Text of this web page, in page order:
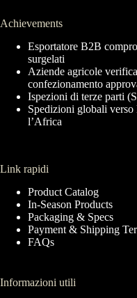
Achievements
Esportatore B2B
surgelati
Aziende agricole
confezionamento
Ispezioni di terze parti
Spedizioni globali
l’Africa
Link rapidi
Product Catalog
In-Season Products
Packaging & Specs
Payment & Shipping
FAQs
Informazioni utili